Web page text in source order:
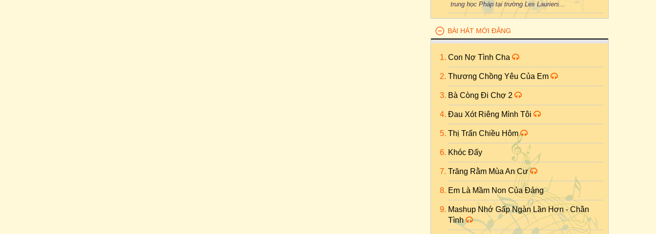
trung học Pháp tại trường Les Lauriers...
BÀI HÁT MỚI ĐĂNG
Con Nợ Tình Cha
Thương Chồng Yêu Của Em
Bà Còng Đi Chợ 2
Đau Xót Riêng Mình Tôi
Thị Trấn Chiều Hôm
Khóc Đấy
Trăng Rằm Mùa An Cư
Em Là Mầm Non Của Đảng
Mashup Nhớ Gấp Ngàn Lần Hơn - Chân
Tình